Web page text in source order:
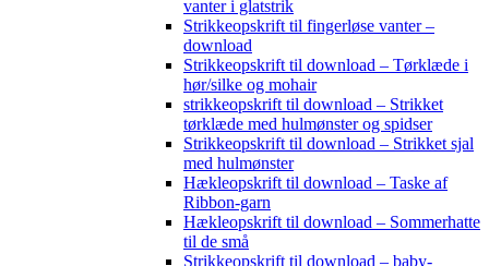
vanter i glatstrik
Strikkeopskrift til fingerløse vanter –
download
Strikkeopskrift til download – Tørklæde i
hør/silke og mohair
strikkeopskrift til download – Strikket
tørklæde med hulmønster og spidser
Strikkeopskrift til download – Strikket sjal
med hulmønster
Hækleopskrift til download – Taske af
Ribbon-garn
Hækleopskrift til download – Sommerhatte
til de små
Strikkeopskrift til download – baby-